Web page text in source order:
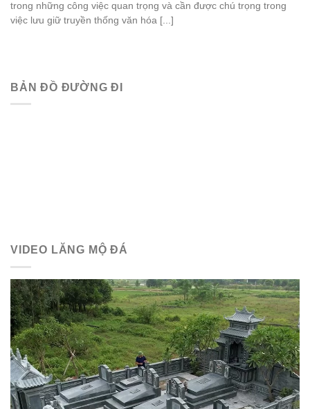
trong những công việc quan trọng và cần được chú trọng trong
việc lưu giữ truyền thống văn hóa [...]
BẢN ĐỒ ĐƯỜNG ĐI
VIDEO LĂNG MỘ ĐÁ